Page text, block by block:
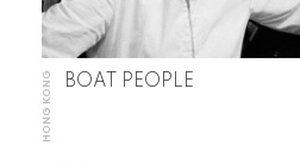
HONG KONG BOAT PEOPLE